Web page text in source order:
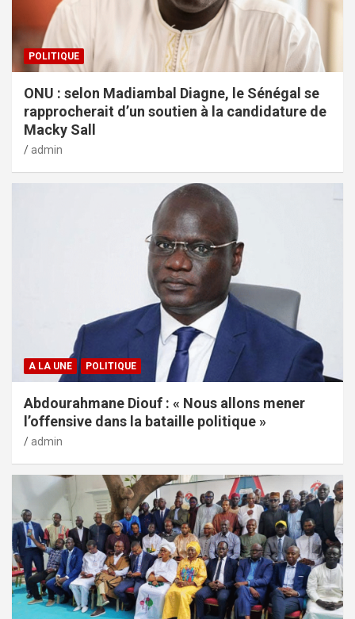
POLITIQUE
ONU : selon Madiambal Diagne, le Sénégal se
rapprocherait d’un soutien à la candidature de
Macky Sall
admin
A LA UNE POLITIQUE
Abdourahmane Diouf : « Nous allons mener
l’offensive dans la bataille politique »
admin